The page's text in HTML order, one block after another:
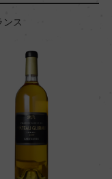
ンス